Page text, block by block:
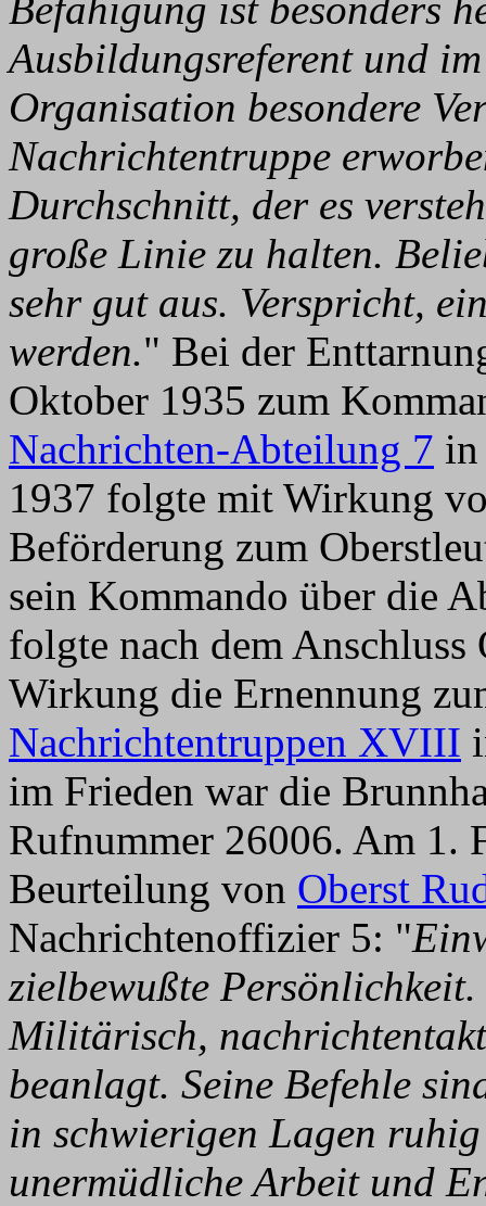
Ausbildungsreferent und
Organisation besondere
Nachrichtentruppe
Durchschnitt, der es
große Linie zu halten.
sehr gut aus. Verspricht,
werden." Bei der
Oktober 1935 zum
Nachrichten-Abteilung 7 in
1937 folgte mit Wirkung
Beförderung zum
sein Kommando über die
folgte nach dem
Wirkung die Ernennung
Nachrichtentruppen XVIII
im Frieden war die
Rufnummer 26006. Am 1.
Beurteilung von Oberst
Nachrichtenoffizier 5: "
zielbewußte
Militärisch,
beanlagt. Seine Befehle
in schwierigen Lagen
unermüdliche Arbeit und